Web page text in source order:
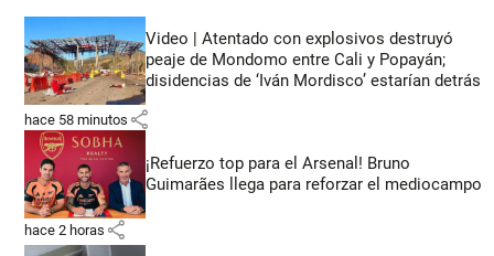
Video | Atentado con explosivos destruyó
peaje de Mondomo entre Cali y Popayán;
disidencias de ‘Iván Mordisco’ estarían detrás
hace 58 minutos share
¡Refuerzo top para el Arsenal! Bruno
Guimarães llega para reforzar el mediocampo
hace 2 horas share